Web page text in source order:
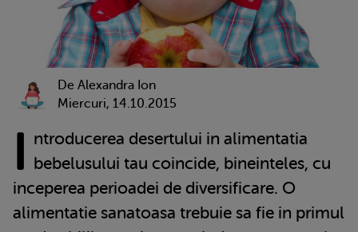
De Alexandra Ion
Miercuri, 14.10.2015
I ntroducerea desertului in alimentatia
bebelusului tau coincide, bineinteles, cu
inceperea perioadei de diversificare. O
alimentatie sanatoasa trebuie sa fie in primul